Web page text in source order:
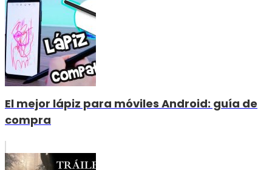
El mejor lápiz para móviles Android: guía de
compra